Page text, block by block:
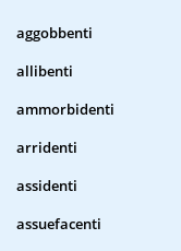
aggobbenti
allibenti
ammorbidenti
arridenti
assidenti
assuefacenti